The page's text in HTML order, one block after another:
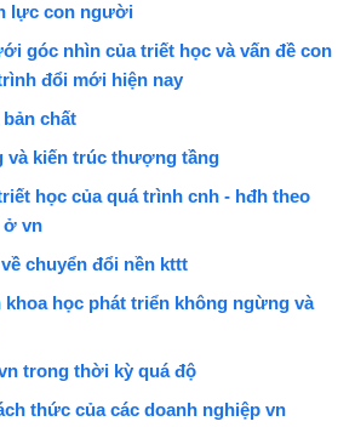
lực con người
góc nhìn của triết học và vấn đề con
đổi mới hiện nay
chất
và kiến trúc thượng tầng
học của quá trình cnh - hđh theo
ở vn
chuyển đổi nền kttt
học phát triển không ngừng và
trong thời kỳ quá độ
thức của các doanh nghiệp vn